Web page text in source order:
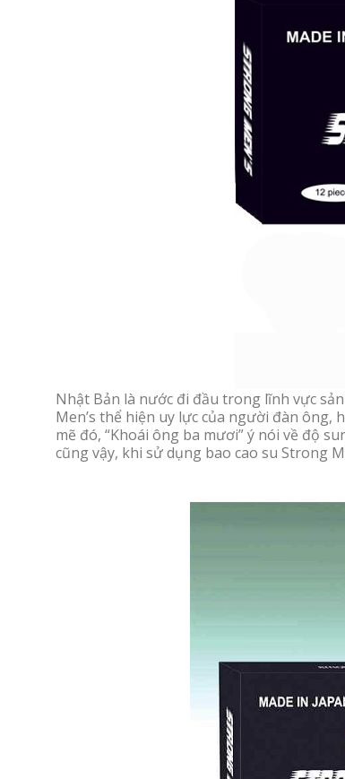
Nhật Bản là nước đi đầu trong lĩnh vực
Men’s thể hiện uy lực của người đàn
mẽ đó, “Khoái ông ba mươi” ý nói về độ
cũng vậy, khi sử dụng bao cao su Strong